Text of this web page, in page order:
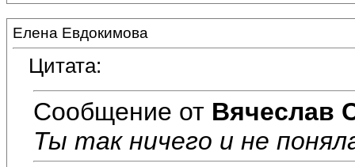
Елена Евдокимова
Цитата:
Сообщение от Вячеслав
Ты так ничего и не